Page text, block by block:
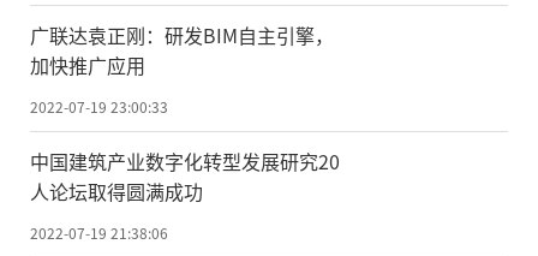
广联达袁正刚：研发BIM自主引擎，
加快推广应用
2022-07-19 23:00:33
中国建筑产业数字化转型发展研究20
人论坛取得圆满成功
2022-07-19 21:38:06